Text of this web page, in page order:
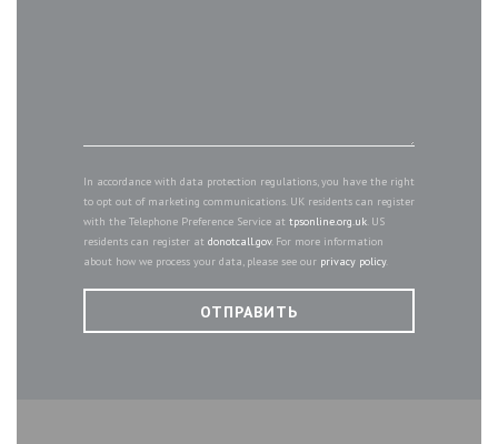
In accordance with data protection regulations, you have the right
to opt out of marketing communications. UK residents can register
with the Telephone Preference Service at tpsonline.org.uk. US
residents can register at donotcall.gov. For more information
about how we process your data, please see our privacy policy.